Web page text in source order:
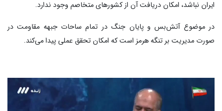
ایران نباشد، امکان دریافت آن از کشورهای متخاصم وجود ندارد.
در موضوع آتش‌بس و پایان جنگ در تمام ساحات جبهه مقاومت در
صورت مدیریت بر تنگه هرمز است که امکان تحقق عملی پیدا می‌کند.